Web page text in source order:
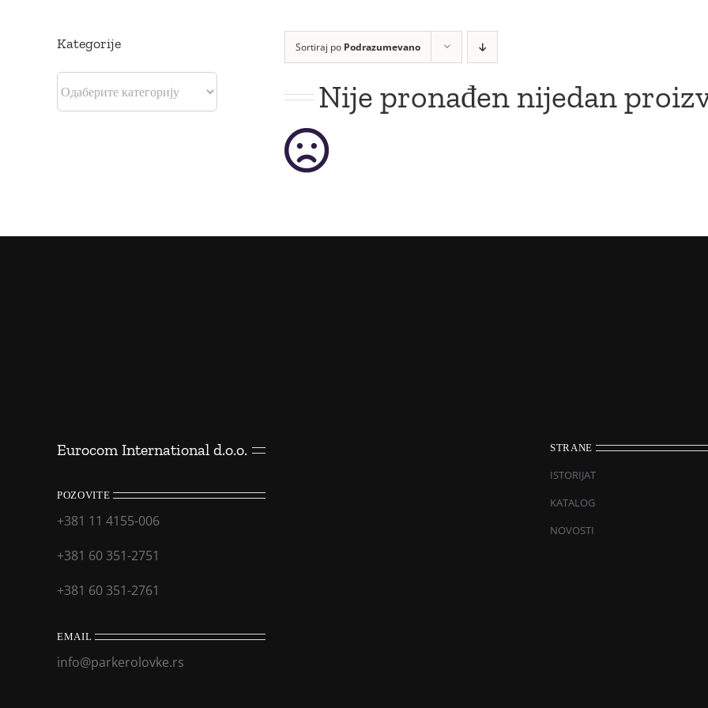
Sortiraj po Podrazumevano
Nije pronađen nijedan
Kategorije
Eurocom International d.o.o.
POZOVITE
+381 11 4155-006
+381 60 351-2751
+381 60 351-2761
EMAIL
info@parkerolovke.rs
STRANE
ISTORIJAT
KATALOG
NOVOSTI